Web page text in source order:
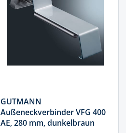
GUTMANN
Außeneckverbinder VFG 400
AE, 280 mm, dunkelbraun